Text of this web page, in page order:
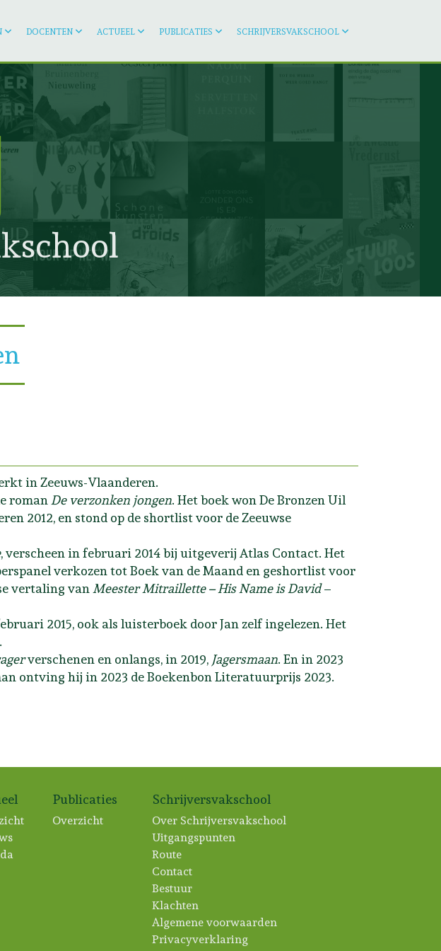
DOCENTEN ACTUEEL PUBLICATIES SCHRIJVERSVAKSCHOOL
in Zeeuws-Vlaanderen.
roman De verzonken jongen. Het boek won De Bronzen Uil
2012, en stond op de shortlist voor de Zeeuwse
, verscheen in februari 2014 bij uitgeverij Atlas Contact. Het
verkozen tot Boek van de Maand en geshortlist voor
vertaling van Meester Mitraillette – His Name is David–
2015, ook als luisterboek door Jan zelf ingelezen. Het
verschenen en onlangs, in 2019, Jagersmaan. En in 2023
ontving hij in 2023 de Boekenbon Literatuurprijs 2023.
Publicaties
Overzicht
Schrijversvakschool
Over Schrijversvakschool
Uitgangspunten
Route
Contact
Bestuur
Klachten
Algemene voorwaarden
Privacyverklaring